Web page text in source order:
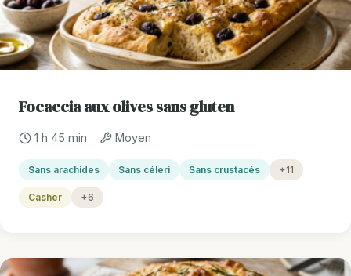
Focaccia aux olives sans gluten
1 h 45 min Moyen
Sans arachides Sans céleri Sans crustacés +11
Casher +6